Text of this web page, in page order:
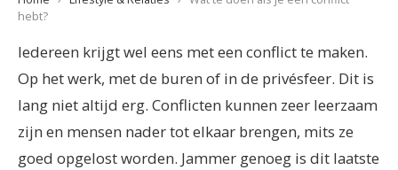
hebt?
Iedereen krijgt wel eens met een conflict te maken.
Op het werk, met de buren of in de privésfeer. Dit is
lang niet altijd erg. Conflicten kunnen zeer leerzaam
zijn en mensen nader tot elkaar brengen, mits ze
goed opgelost worden. Jammer genoeg is dit laatste